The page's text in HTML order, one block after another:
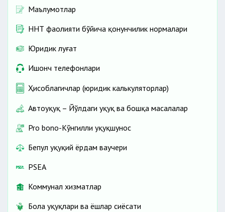
Маълумотлар
ННТ фаолияти бўйича қонунчилик нормалари
Юридик луғат
Ишонч телефонлари
Ҳисоблагичлар (юридик калькуляторлар)
Автоҳуқуқ – Йўлдаги ҳуқуқ ва бошқа масалалар
Pro bono-Кўнгилли ҳуқуқшунос
Бепул ҳуқуқий ёрдам ваучери
PSEA
Коммунал хизматлар
Бола ҳуқуқлари ва ёшлар сиёсати